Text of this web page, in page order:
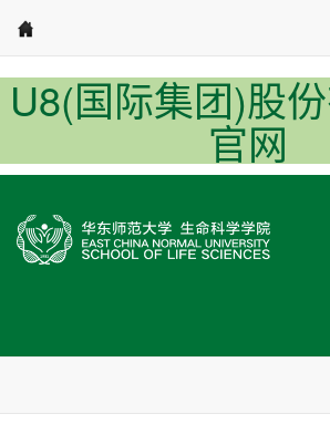
U8(国际集团)股
官网